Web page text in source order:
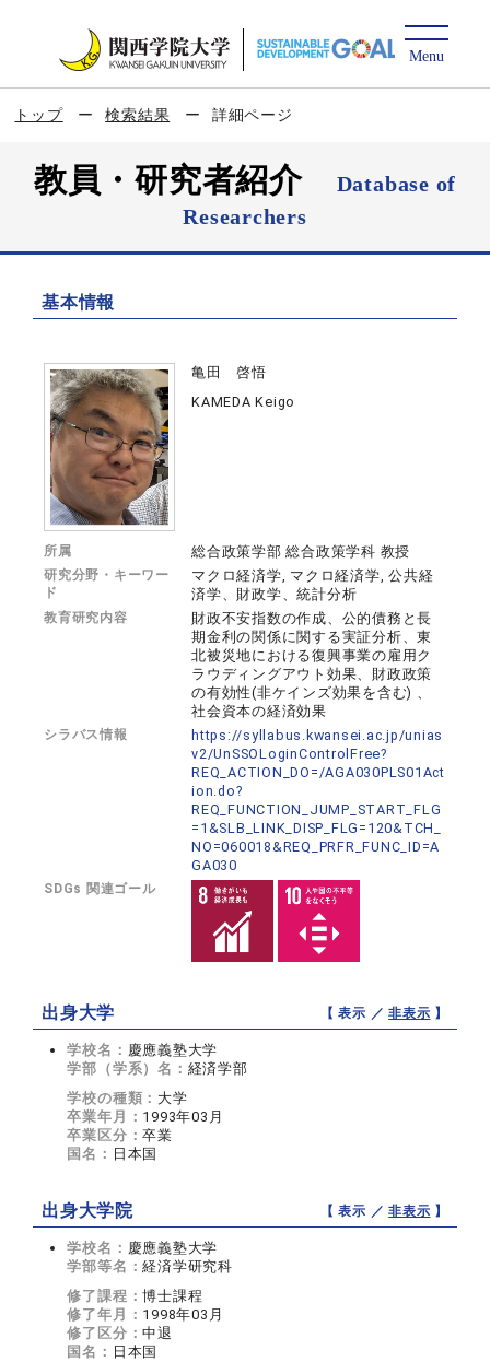
トップ 検索結果 詳細ページ
教員・研究者紹介
Database of
Researchers
基本情報
亀田 啓悟
KAMEDA Keigo
所属 総合政策学部 総合政策学科 教授
研究分野・キーワー
ド
マクロ経済学, マクロ経済学, 公共経
済学、財政学、統計分析
教育研究内容
財政不安指数の作成、公的債務と長
期金利の関係に関する実証分析、東
北被災地における復興事業の雇用ク
ラウディングアウト効果、財政政策
の有効性(非ケインズ効果を含む) 、
社会資本の経済効果
シラバス情報
https://syllabus.kwansei.ac.jp/unias
v2/UnSSOLoginControlFree?
REQ_ACTION_DO=/AGA030PLS01Act
ion.do?
REQ_FUNCTION_JUMP_START_FLG
=1&SLB_LINK_DISP_FLG=120&TCH_
NO=060018&REQ_PRFR_FUNC_ID=A
GA030
SDGs 関連ゴール
出身大学 【 表示 ／非表示 】
学校名： 慶應義塾大学
学部（学系）名： 経済学部
学校の種類： 大学
卒業年月： 1993年03月
卒業区分：卒業
国名： 日本国
出身大学院 【 表示 ／非表示 】
学校名： 慶應義塾大学
学部等名：経済学研究科
修了課程：博士課程
修了年月： 1998年03月
修了区分：中退
国名： 日本国